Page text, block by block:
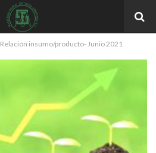
Relación insumo/producto- Junio 2021